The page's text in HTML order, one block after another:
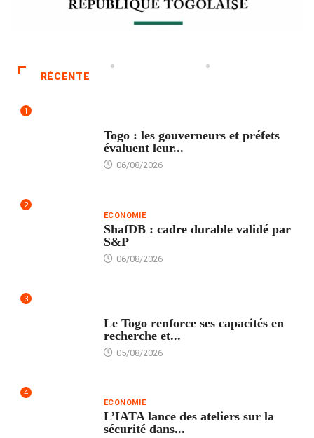
RÉCENTE
1
Togo : les gouverneurs et préfets
évaluent leur...
06/08/2026
2
ECONOMIE
ShafDB : cadre durable validé par
S&P
06/08/2026
3
Le Togo renforce ses capacités en
recherche et...
05/08/2026
4
ECONOMIE
L’IATA lance des ateliers sur la
sécurité dans...